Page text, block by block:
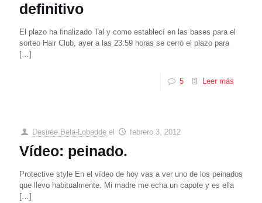
definitivo
El plazo ha finalizado Tal y como establecí en las bases para el
sorteo Hair Club, ayer a las 23:59 horas se cerró el plazo para
[…]
5 Leer más
Desirée Bela-Lobedde el febrero 3, 2012
Vídeo: peinado.
Protective style En el vídeo de hoy vas a ver uno de los peinados
que llevo habitualmente. Mi madre me echa un capote y es ella
[…]